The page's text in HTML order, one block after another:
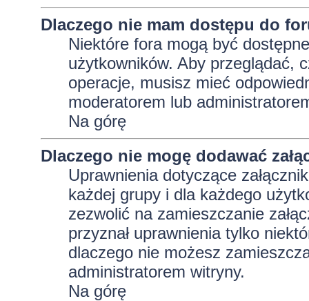
Dlaczego nie mam dostępu do
Niektóre fora mogą być
użytkowników. Aby przeglądać,
operacje, musisz mieć
moderatorem lub
Na górę
Dlaczego nie mogę dodawać
Uprawnienia dotyczące
każdej grupy i dla każdego
zezwolić na zamieszczanie
przyznał uprawnienia tylko
dlaczego nie możesz
administratorem witryny.
Na górę